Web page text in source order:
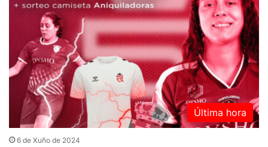
Última hora
6 de Xuño de 2024